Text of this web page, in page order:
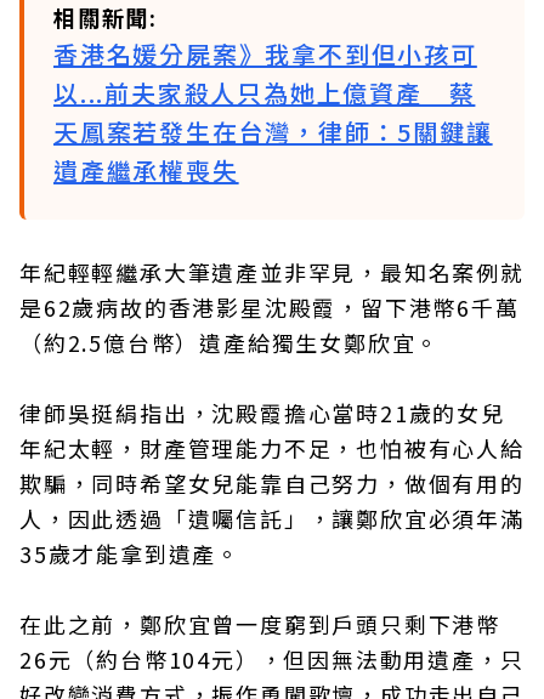
相關新聞:
香港名媛分屍案》我拿不到但小孩可
以...前夫家殺人只為她上億資產 蔡
天鳳案若發生在台灣，律師：5關鍵讓
遺產繼承權喪失
年紀輕輕繼承大筆遺產並非罕見，最知名案例就
是62歲病故的香港影星沈殿霞，留下港幣6千萬
（約2.5億台幣）遺產給獨生女鄭欣宜。
律師吳挺絹指出，沈殿霞擔心當時21歲的女兒
年紀太輕，財產管理能力不足，也怕被有心人給
欺騙，同時希望女兒能靠自己努力，做個有用的
人，因此透過「遺囑信託」，讓鄭欣宜必須年滿
35歲才能拿到遺產。
在此之前，鄭欣宜曾一度窮到戶頭只剩下港幣
26元（約台幣104元），但因無法動用遺產，只